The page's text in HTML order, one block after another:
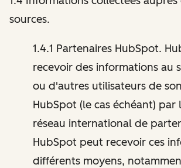
sources.
1.4.1 Partenaires HubSpot.
recevoir des informations au
ou d'autres utilisateurs de
HubSpot (le cas échéant) par
réseau international de
HubSpot peut recevoir ces
différents moyens,